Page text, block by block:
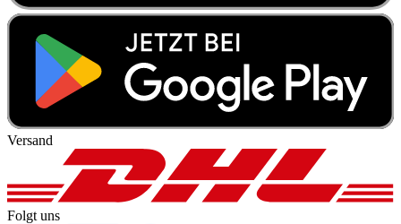
Versand
Folgt uns